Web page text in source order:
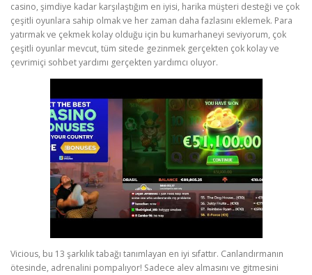
casino, şimdiye kadar karşılaştığım en iyisi, harika müşteri desteği ve çok
çeşitli oyunlara sahip olmak ve her zaman daha fazlasını eklemek. Para
yatırmak ve çekmek kolay olduğu için bu kumarhaneyi seviyorum, çok
çeşitli oyunlar mevcut, tüm sitede gezinmek gerçekten çok kolay ve
çevrimiçi sohbet yardımı gerçekten yardımcı oluyor.
Vicious, bu 13 şarkılık tabağı tanımlayan en iyi sıfattır. Canlandırmanın
ötesinde, adrenalini pompalıyor! Sadece alev almasını ve gitmesini